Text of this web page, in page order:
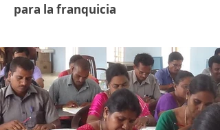
para la franquicia